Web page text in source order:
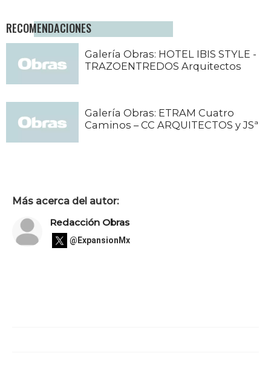
RECOMENDACIONES
Galería Obras: HOTEL IBIS STYLE -
TRAZOENTREDOS Arquitectos
Galería Obras: ETRAM Cuatro
Caminos – CC ARQUITECTOS y JSª
Más acerca del autor:
Redacción Obras
@ExpansionMx